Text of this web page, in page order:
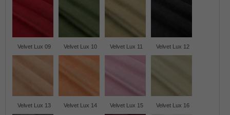
Velvet Lux 09 Velvet Lux 10 Velvet Lux 11 Velvet Lux 12
Velvet Lux 13 Velvet Lux 14 Velvet Lux 15 Velvet Lux 16